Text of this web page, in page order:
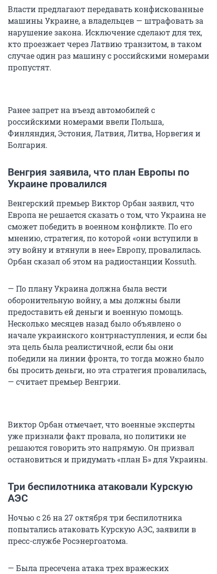
Власти предлагают передавать конфискованные
машины Украине, а владельцев — штрафовать за
нарушение закона. Исключение сделают для тех,
кто проезжает через Латвию транзитом, в таком
случае один раз машину с российскими номерами
пропустят.
Ранее запрет на въезд автомобилей с
российскими номерами ввели Польша,
Финляндия, Эстония, Латвия, Литва, Норвегия и
Болгария.
Венгрия заявила, что план Европы по
Украине провалился
Венгерский премьер Виктор Орбан заявил, что
Европа не решается сказать о том, что Украина не
сможет победить в военном конфликте. По его
мнению, стратегия, по которой «они вступили в
эту войну и втянули в нее» Европу, провалилась.
Орбан сказал об этом на радиостанции Kossuth.
— По плану Украина должна была вести
оборонительную войну, а мы должны были
предоставить ей деньги и военную помощь.
Несколько месяцев назад было объявлено о
начале украинского контрнаступления, и если бы
эта цель была реалистичной, если бы они
победили на линии фронта, то тогда можно было
бы просить деньги, но эта стратегия провалилась,
— считает премьер Венгрии.
Виктор Орбан отмечает, что военные эксперты
уже признали факт провала, но политики не
решаются говорить это напрямую. Он призвал
остановиться и придумать «план Б» для Украины.
Три беспилотника атаковали Курскую
АЭС
Ночью с 26 на 27 октября три беспилотника
попытались атаковать Курскую АЭС, заявили в
пресс-службе Росэнергоатома.
— Была пресечена атака трех вражеских